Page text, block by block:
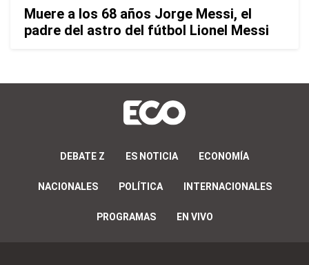
Muere a los 68 años Jorge Messi, el
padre del astro del fútbol Lionel Messi
DEBATE Z ES NOTICIA ECONOMÍA
NACIONALES POLÍTICA INTERNACIONALES
PROGRAMAS EN VIVO